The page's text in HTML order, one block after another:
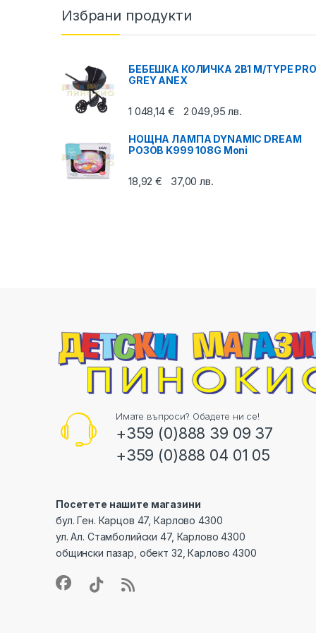
Избрани продукти
БЕБЕШКА КОЛИЧКА 2В1 M/TYPE PRO
GREY ANEX
1 048,14 € 2 049,95лв.
НОЩНА ЛАМПА DYNAMIC DREAM
РОЗОВ K999 108G Moni
18,92€ 37,00лв.
Имате въпроси? Обадете ни се!
+359 (0)888 39 09 37
+359 (0)888 04 01 05
Посетете нашите магазини
бул. Ген. Карцов 47, Карлово 4300
ул. Ал. Стамболийски 47, Карлово 4300
общински пазар, обект 32, Карлово 4300